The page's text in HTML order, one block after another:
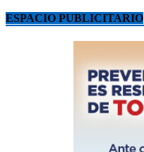
ESPACIO PUBLICITARIO